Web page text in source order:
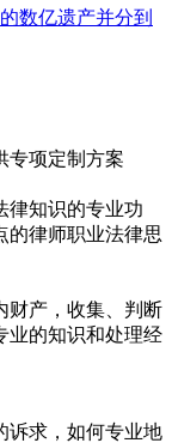
数亿遗产并分到
专项定制方案
律知识的专业功
的律师职业法律思
财产，收集、判断
业的知识和处理经
诉求，如何专业地